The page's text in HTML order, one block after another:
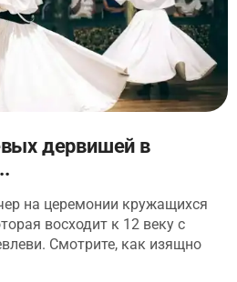
дервишей в
на церемонии кружащихся
восходит к 12 веку с
Смотрите, как изящно
ритуал, воплощающий